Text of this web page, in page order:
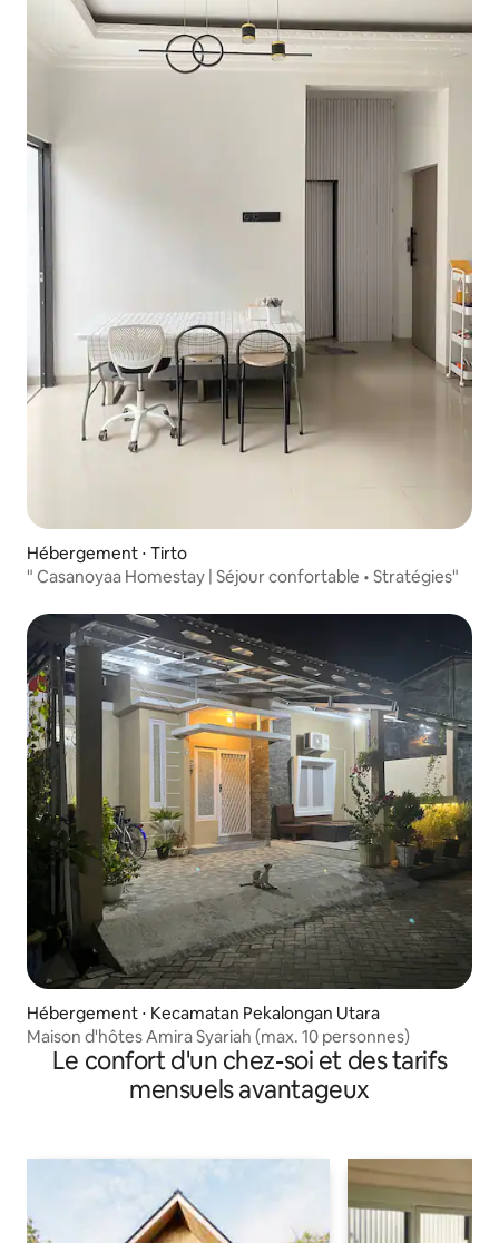
Hébergement ⋅ Tirto
" Casanoyaa Homestay | Séjour confortable • Stratégies"
Hébergement ⋅ Kecamatan Pekalongan Utara
Maison d'hôtes Amira Syariah (max. 10 personnes)
Le confort d'un chez-soi et des tarifs
mensuels avantageux